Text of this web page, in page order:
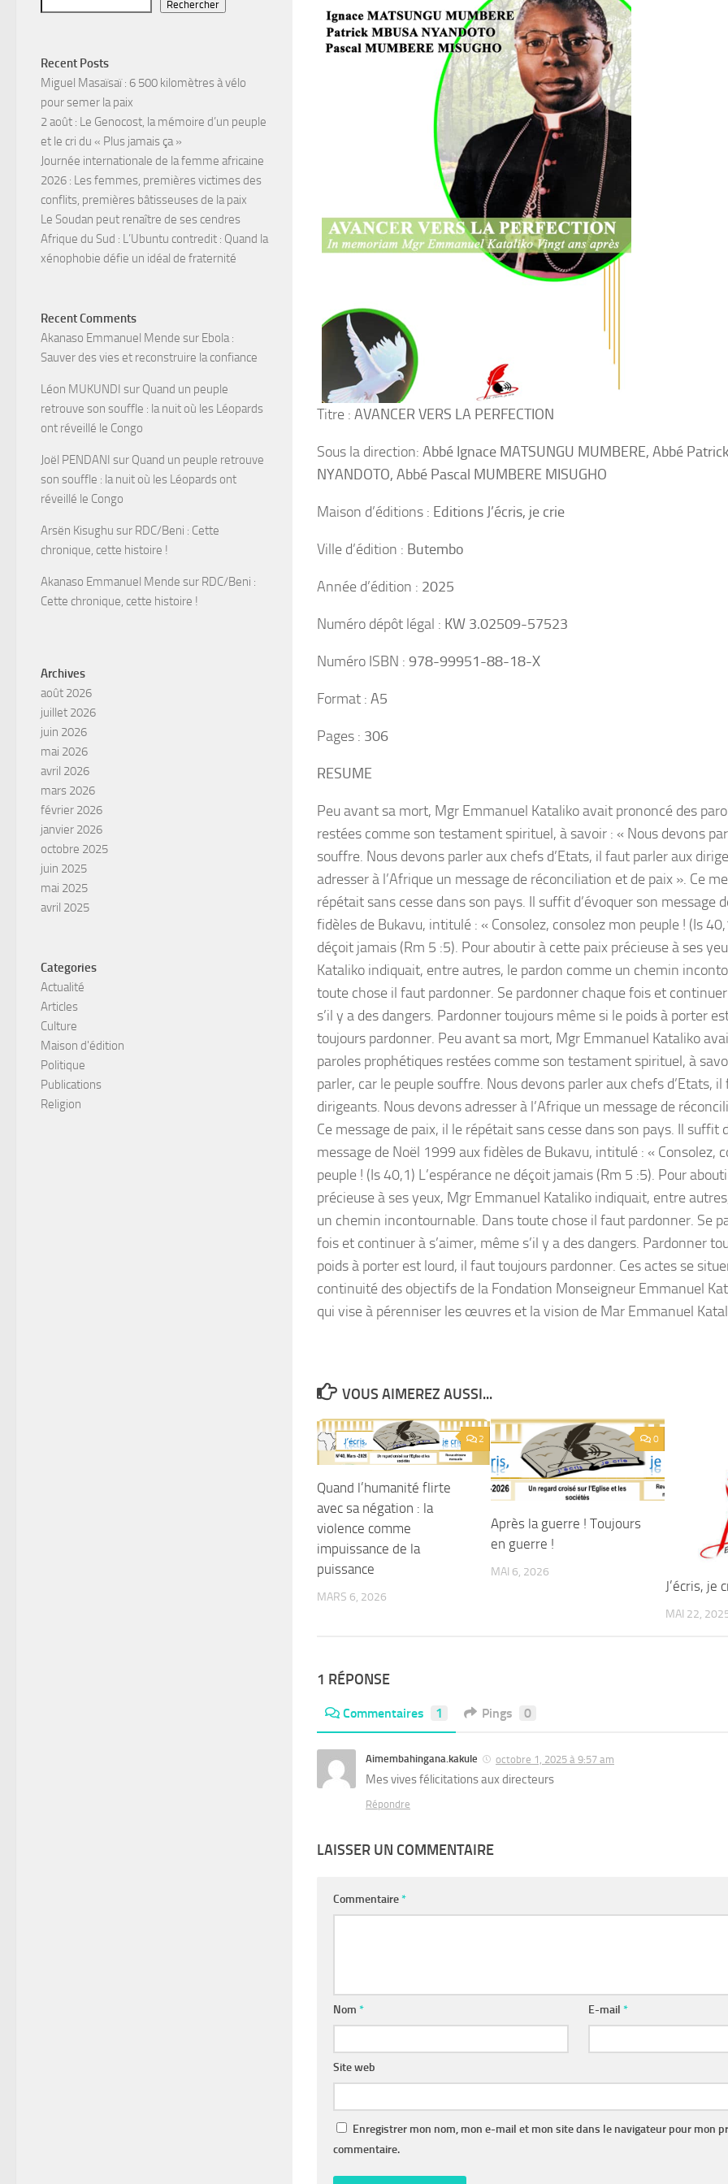
Titre : AVANCER VERS LA PERFECTION
Sous la direction: Abbé Ignace MATSUNGU MUMBERE, Abbé
NYANDOTO, Abbé Pascal MUMBERE MISUGHO
Maison d’éditions : Editions J’écris, je crie
Ville d’édition : Butembo
Année d’édition : 2025
Numéro dépôt légal : KW 3.02509-57523
Numéro ISBN : 978-99951-88-18-X
Format : A5
Pages : 306
RESUME
Peu avant sa mort, Mgr Emmanuel Kataliko avait prononcé des
restées comme son testament spirituel, à savoir : « Nous devons
souffre. Nous devons parler aux chefs d’Etats, il faut parler aux
adresser à l’Afrique un message de réconciliation et de paix ». Ce
répétait sans cesse dans son pays. Il suffit d’évoquer son message
fidèles de Bukavu, intitulé : « Consolez, consolez mon peuple ! (Is
déçoit jamais (Rm 5 :5). Pour aboutir à cette paix précieuse à ses
Kataliko indiquait, entre autres, le pardon comme un chemin
toute chose il faut pardonner. Se pardonner chaque fois et
s’il y a des dangers. Pardonner toujours même si le poids à porter
toujours pardonner. Peu avant sa mort, Mgr Emmanuel Kataliko
paroles prophétiques restées comme son testament spirituel, à
parler, car le peuple souffre. Nous devons parler aux chefs d’Etats,
dirigeants. Nous devons adresser à l’Afrique un message de
Ce message de paix, il le répétait sans cesse dans son pays. Il suffit
message de Noël 1999 aux fidèles de Bukavu, intitulé : « Consolez,
peuple ! (Is 40,1) L’espérance ne déçoit jamais (Rm 5 :5). Pour
précieuse à ses yeux, Mgr Emmanuel Kataliko indiquait, entre
un chemin incontournable. Dans toute chose il faut pardonner. Se
fois et continuer à s’aimer, même s’il y a des dangers. Pardonner
poids à porter est lourd, il faut toujours pardonner. Ces actes se
continuité des objectifs de la Fondation Monseigneur Emmanuel
qui vise à pérenniser les œuvres et la vision de Mar Emmanuel
VOUS AIMEREZ AUSSI...
2
Quand l’humanité flirte
avec sa négation : la
violence comme
impuissance de la
puissance
MARS 6, 2026
0
Après la guerre ! Toujours
en guerre !
MAI 6, 2026
J’écris, je
MAI 22,
1 RÉPONSE
Commentaires 1 Pings 0
Aimembahingana.kakule octobre 1, 2025 à 9:57 am
Mes vives félicitations aux directeurs
Répondre
LAISSER UN COMMENTAIRE
Commentaire*
Nom * E-mail*
Site web
Enregistrer mon nom, mon e-mail et mon site dans le navigateur pour mon
commentaire.
Rechercher
Recent Posts
Miguel Masaïsaï : 6 500 kilomètres à vélo
pour semer la paix
2 août : Le Genocost, la mémoire d’un peuple
et le cri du « Plus jamais ça »
Journée internationale de la femme africaine
2026 : Les femmes, premières victimes des
conflits, premières bâtisseuses de la paix
Le Soudan peut renaître de ses cendres
Afrique du Sud : L’Ubuntu contredit : Quand la
xénophobie défie un idéal de fraternité
Recent Comments
Akanaso Emmanuel Mende sur Ebola :
Sauver des vies et reconstruire la confiance
Léon MUKUNDI sur Quand un peuple
retrouve son souffle : la nuit où les Léopards
ont réveillé le Congo
Joël PENDANI sur Quand un peuple retrouve
son souffle : la nuit où les Léopards ont
réveillé le Congo
Arsën Kisughu sur RDC/Beni : Cette
chronique, cette histoire !
Akanaso Emmanuel Mende sur RDC/Beni :
Cette chronique, cette histoire !
Archives
août 2026
juillet 2026
juin 2026
mai 2026
avril 2026
mars 2026
février 2026
janvier 2026
octobre 2025
juin 2025
mai 2025
avril 2025
Categories
Actualité
Articles
Culture
Maison d'édition
Politique
Publications
Religion